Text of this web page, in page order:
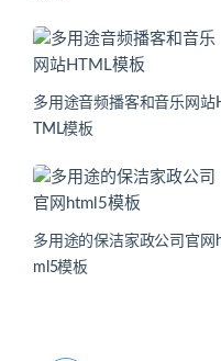
多用途音频播客和音乐网站
TML模板
多用途的保洁家政公司官网
ml5模板